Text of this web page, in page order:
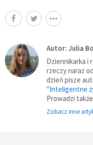
Autor: Julia
Dziennikarka i
rzeczy naraz
dzień pisze
"Inteligentne
Prowadzi
Zobacz inne